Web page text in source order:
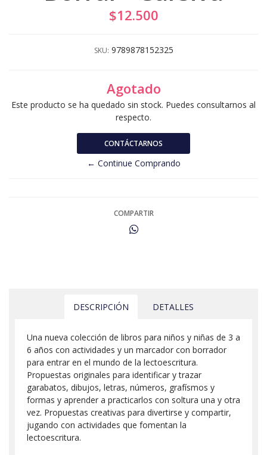
$12.500
SKU: 9789878152325
Agotado
Este producto se ha quedado sin stock. Puedes consultarnos al
respecto.
CONTÁCTARNOS
← Continue Comprando
COMPARTIR
DESCRIPCIÓN DETALLES
Una nueva colección de libros para niños y niñas de 3 a
6 años con actividades y un marcador con borrador
para entrar en el mundo de la lectoescritura.
Propuestas originales para identificar y trazar
garabatos, dibujos, letras, números, grafísmos y
formas y aprender a practicarlos con soltura una y otra
vez. Propuestas creativas para divertirse y compartir,
jugando con actividades que fomentan la
lectoescritura.